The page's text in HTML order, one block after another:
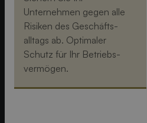
Unternehmen gegen alle
Risiken des Geschäfts­
alltags ab. Optimaler
Schutz für Ihr Betriebs­
vermögen.